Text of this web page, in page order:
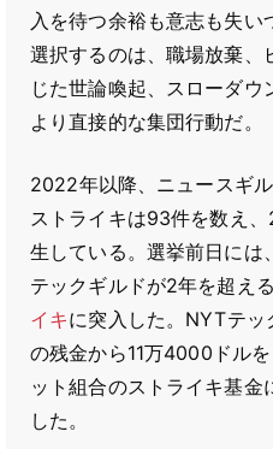
入を待つ余裕も意志も失
選択するのは、職場放棄、
じた世論喚起、スローダウ
より直接的な集団行動だ。
2022年以降、ニュースギ
ストライキは93件を数え
生している。選挙前日には
テックギルドが2年を超え
イキに突入した。NYTテッ
の残金から11万4000ドル
ット組合のストライキ基金
した。